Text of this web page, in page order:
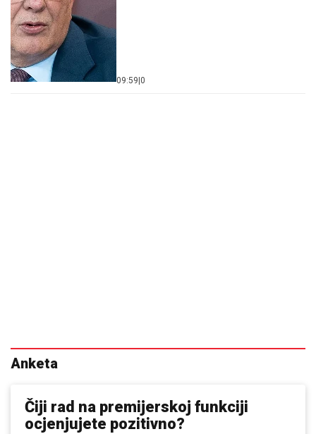
09:59 0
Anketa
Čiji rad na premijerskoj funkciji
ocjenjujete pozitivno?